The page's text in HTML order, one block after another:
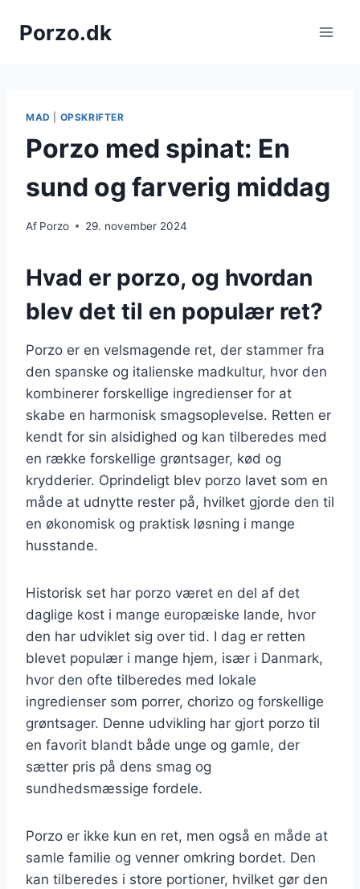
Porzo.dk
MAD OPSKRIFTER
Porzo med spinat: En
sund og farverig middag
Af Porzo 29. november 2024
Hvad er porzo, og hvordan
blev det til en populær ret?
Porzo er en velsmagende ret, der stammer fra
den spanske og italienske madkultur, hvor den
kombinerer forskellige ingredienser for at
skabe en harmonisk smagsoplevelse. Retten er
kendt for sin alsidighed og kan tilberedes med
en række forskellige grøntsager, kød og
krydderier. Oprindeligt blev porzo lavet som en
måde at udnytte rester på, hvilket gjorde den til
en økonomisk og praktisk løsning i mange
husstande.
Historisk set har porzo været en del af det
daglige kost i mange europæiske lande, hvor
den har udviklet sig over tid. I dag er retten
blevet populær i mange hjem, især i Danmark,
hvor den ofte tilberedes med lokale
ingredienser som porrer, chorizo og forskellige
grøntsager. Denne udvikling har gjort porzo til
en favorit blandt både unge og gamle, der
sætter pris på dens smag og
sundhedsmæssige fordele.
Porzo er ikke kun en ret, men også en måde at
samle familie og venner omkring bordet. Den
kan tilberedes i store portioner, hvilket gør den